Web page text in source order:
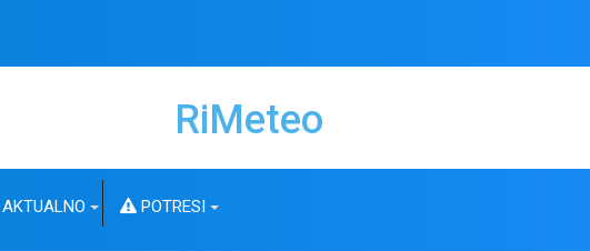
RiMeteo
AKTUALNO POTRESI